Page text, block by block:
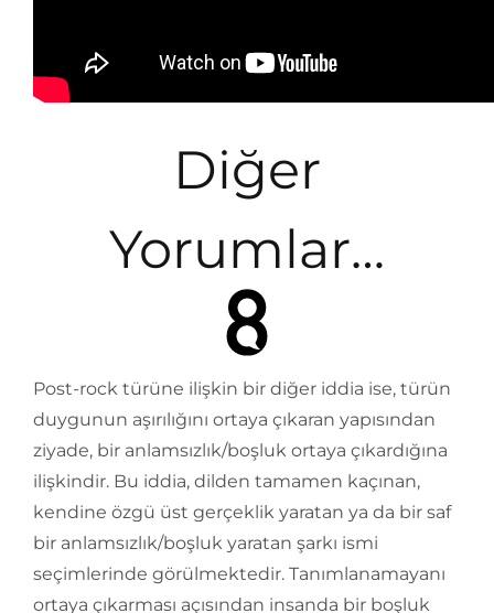
Diğer
Yorumlar…
Post-rock türüne ilişkin bir diğer iddia ise, türün
duygunun aşırılığını ortaya çıkaran yapısından
ziyade, bir anlamsızlık/boşluk ortaya çıkardığına
ilişkindir. Bu iddia, dilden tamamen kaçınan,
kendine özgü üst gerçeklik yaratan ya da bir saf
bir anlamsızlık/boşluk yaratan şarkı ismi
seçimlerinde görülmektedir. Tanımlanamayanı
ortaya çıkarması açısından insanda bir boşluk